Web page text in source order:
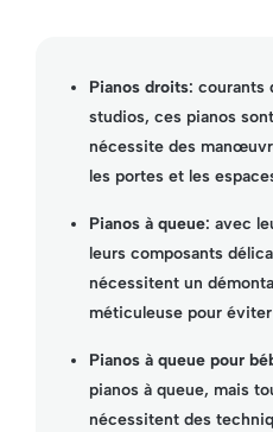
Pianos droits: courants
studios, ces pianos
nécessite des
les portes et les
Pianos à queue: avec
leurs composants
nécessitent un
méticuleuse pour
Pianos à queue pour
pianos à queue, mais
nécessitent des